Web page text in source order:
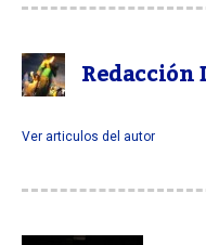
Ver articulos del autor